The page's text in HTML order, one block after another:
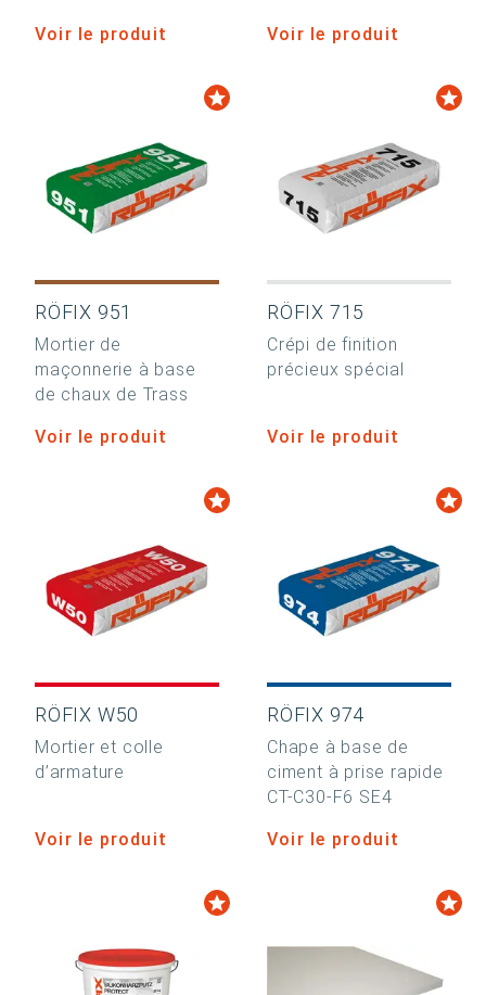
Voir le produit Voir le produit
RÖFIX 951
Mortier de
maçonnerie à base
de chaux de Trass
Voir le produit
RÖFIX 715
Crépi de finition
précieux spécial
Voir le produit
RÖFIX W50
Mortier et colle
d’armature
Voir le produit
RÖFIX 974
Chape à base de
ciment à prise rapide
CT-C30-F6 SE4
Voir le produit